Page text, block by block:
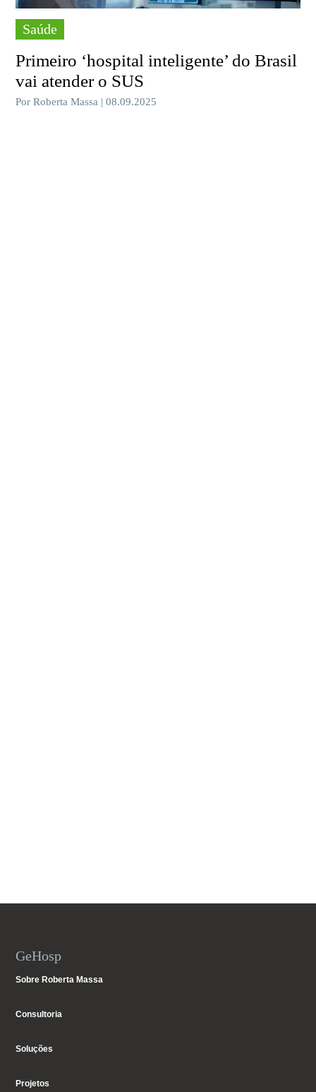
Saúde
Primeiro ‘hospital inteligente’ do Brasil
vai atender o SUS
Por Roberta Massa | 08.09.2025
GeHosp
Sobre Roberta Massa
Consultoria
Soluções
Projetos